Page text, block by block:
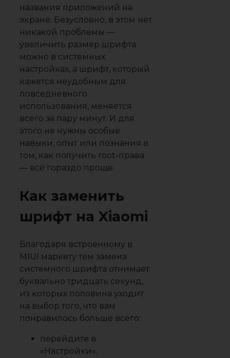
названия приложений на
экране. Безусловно, в этом нет
никакой проблемы —
увеличить размер шрифта
можно в системных
настройках, а шрифт, который
кажется неудобным для
повседневного
использования, меняется
всего за пару минут. И для
этого не нужны особые
навыки, опыт или познания в
том, как получить root-права
— всё гораздо проще.
Как заменить
шрифт на Xiaomi
Благодаря встроенному в
MIUI маркету тем замена
системного шрифта отнимает
буквально тридцать секунд,
из которых половина уходит
на выбор того, что вам
понравилось больше всего:
перейдите в
«Настройки»;